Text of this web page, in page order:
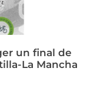
un final de
La Mancha